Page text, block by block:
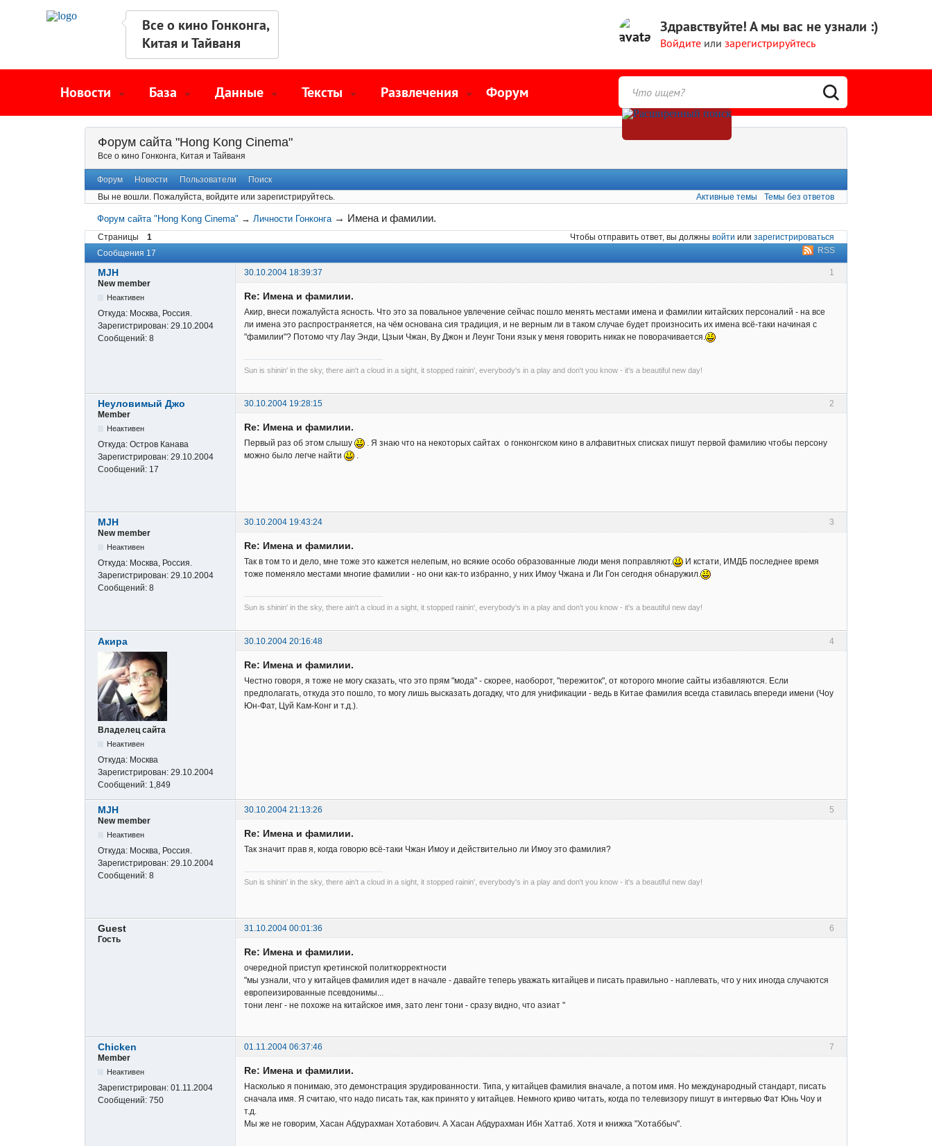
Все о кино Гонконга,
Китая и Тайваня
Здравствуйте!А мы вас не узнали :)
Войдите или зарегистрируйтесь
Новости База Данные Тексты Развлечения Форум
Форум сайта "Hong Kong Cinema"
Все о кино Гонконга, Китая и Тайваня
Форум Новости Пользователи
Поиск
Вы не вошли. Пожалуйста, войдите или зарегистрируйтесь. Активные темы Темы без ответов
Форум сайта "Hong Kong Cinema" →Личности Гонконга → Имена и фамилии.
Страницы 1 Чтобы отправить ответ, вы должны войти или зарегистрироваться
RSS
Сообщения 17
1
MJH
30.10.2004 18:39:37
New member
Неактивен
Откуда: Москва, Россия.
Зарегистрирован: 29.10.2004
Сообщений: 8
Re: Имена и фамилии.
Акир, внеси пожалуйста ясность. Что это за повальное увлечение сейчас пошло менять местами имена и фамилии китайских персоналий - на все
ли имена это распространяется, на чём основана сия традиция, и не верным ли в таком случае будет произносить их имена всё-таки начиная с
"фамилии"? Потомо чту Лау Энди, Цзыи Чжан, Ву Джон и Леунг Тони язык у меня говорить никак не поворачивается.
Sun is shinin' in the sky, there ain't a cloud in a sight, it stopped rainin', everybody's in a play and don't you know - it's a beautiful new day!
2
Неуловимый Джо
30.10.2004 19:28:15
Member
Неактивен
Откуда: Остров Канава
Зарегистрирован: 29.10.2004
Сообщений: 17
Re: Имена и фамилии.
Первый раз об этом слышу
. Я знаю что на некоторых сайтах о гонконгском кино в алфавитных списках пишут первой фамилию чтобы персону
можно было легче найти
.
3
MJH
30.10.2004 19:43:24
New member
Неактивен
Откуда: Москва, Россия.
Зарегистрирован: 29.10.2004
Сообщений: 8
Re: Имена и фамилии.
Так в том то и дело, мне тоже это кажется нелепым, но всякие особо образованные люди меня поправляют.
И кстати, ИМДБ последнее время
тоже поменяло местами многие фамилии - но они как-то избранно, у них Имоу Чжана и Ли Гон сегодня обнаружил.
Sun is shinin' in the sky, there ain't a cloud in a sight, it stopped rainin', everybody's in a play and don't you know - it's a beautiful new day!
4
Акира 30.10.2004 20:16:48
Владелец сайта
Неактивен
Откуда: Москва
Зарегистрирован: 29.10.2004
Сообщений: 1,849
Re: Имена и фамилии.
Честно говоря, я тоже не могу сказать, что это прям "мода" - скорее, наоборот, "пережиток", от которого многие сайты избавляются. Если
предполагать, откуда это пошло, то могу лишь высказать догадку, что для унификации - ведь в Китае фамилия всегда ставилась впереди имени (Чоу
Юн-Фат, Цуй Кам-Конг и т.д.).
5
MJH
30.10.2004 21:13:26
New member
Неактивен
Откуда: Москва, Россия.
Зарегистрирован: 29.10.2004
Сообщений: 8
Re: Имена и фамилии.
Так значит прав я, когда говорю всё-таки Чжан Имоу и действительно ли Имоу это фамилия?
Sun is shinin' in the sky, there ain't a cloud in a sight, it stopped rainin', everybody's in a play and don't you know - it's a beautiful new day!
6
Guest
31.10.2004 00:01:36
Гость
Re: Имена и фамилии.
очередной приступ кретинской политкорректности
"мы узнали, что у китайцев фамилия идет в начале - давайте теперь уважать китайцев и писать правильно - наплевать, что у них иногда случаются
европеизированные псевдонимы...
тони ленг - не похоже на китайское имя, зато ленг тони - сразу видно, что азиат "
7
Chicken
01.11.2004 06:37:46
Member
Неактивен
Зарегистрирован: 01.11.2004
Сообщений: 750
Re: Имена и фамилии.
Насколько я понимаю, это демонстрация эрудированности. Типа, у китайцев фамилия вначале, а потом имя. Но международный стандарт, писать
сначала имя. Я считаю, что надо писать так, как принято у китайцев. Немного криво читать, когда по телевизору пишут в интервью Фат Юнь Чоу и
т.д.
Мы же не говорим, Хасан Абдурахман Хотабович. А Хасан Абдурахман Ибн Хаттаб. Хотя и книжка "Хотаббыч".